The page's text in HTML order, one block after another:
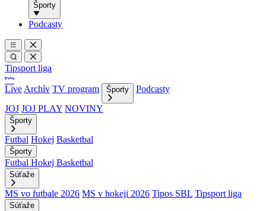
Športy
Podcasty
Tipsport liga
Live Archív TV program Športy
Podcasty
JOJ JOJ PLAY NOVINY
Športy
Futbal Hokej Basketbal
Športy
Futbal Hokej Basketbal
Súťaže
MS vo futbale 2026 MS v hokeji 2026 Tipos SBL Tipsport liga
Súťaže